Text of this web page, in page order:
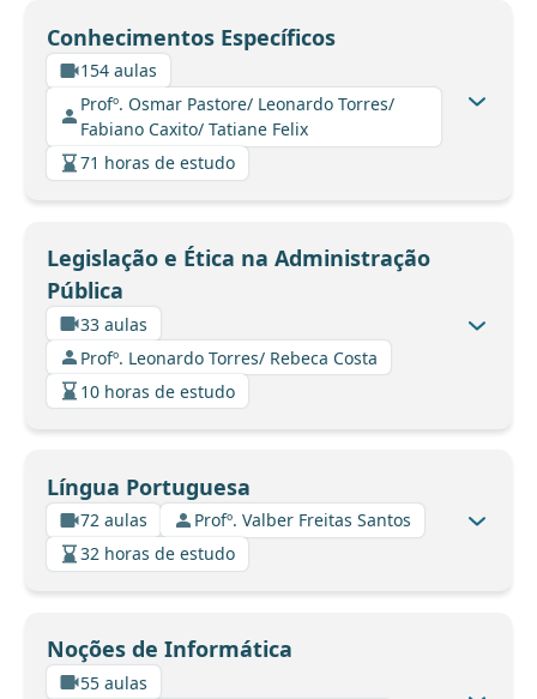
Conhecimentos Específicos
154 aulas
Profº. Osmar Pastore/ Leonardo Torres/
Fabiano Caxito/ Tatiane Felix
71 horas de estudo
Legislação e Ética na Administração
Pública
33 aulas
Profº. Leonardo Torres/ Rebeca Costa
10 horas de estudo
Língua Portuguesa
72 aulas
Profº. Valber Freitas Santos
32 horas de estudo
Noções de Informática
55 aulas